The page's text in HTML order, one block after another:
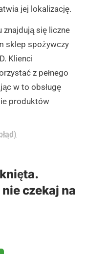
jej lokalizację.
się liczne
sklep spożywczy
Klienci
z pełnego
w to obsługę
produktów
czekaj na